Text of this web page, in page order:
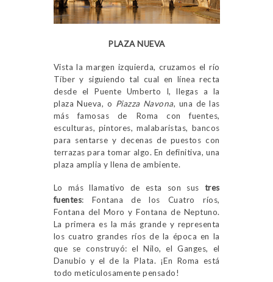
PLAZA NUEVA
Vista la margen izquierda, cruzamos el río
Tíber y siguiendo tal cual en línea recta
desde el Puente Umberto I, llegas a la
plaza Nueva, o Piazza Navona, una de las
más famosas de Roma con fuentes,
esculturas, pintores, malabaristas, bancos
para sentarse y decenas de puestos con
terrazas para tomar algo. En definitiva, una
plaza amplia y llena de ambiente.
Lo más llamativo de esta son sus tres
fuentes: Fontana de los Cuatro ríos,
Fontana del Moro y Fontana de Neptuno.
La primera es la más grande y representa
los cuatro grandes ríos de la época en la
que se construyó: el Nilo, el Ganges, el
Danubio y el de la Plata. ¡En Roma está
todo meticulosamente pensado!